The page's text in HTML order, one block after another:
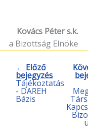
Kovács Péter s.k.
a Bizottság Elnöke
← Előző
bejegyzés
Tájékoztatás
- DAREH
Bázis